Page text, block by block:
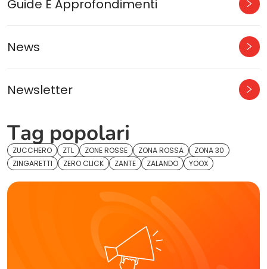
Guide E Approfondimenti
News
Newsletter
Tag popolari
ZUCCHERO ZTL ZONE ROSSE ZONA ROSSA
ZONA 30
ZINGARETTI
ZERO CLICK ZANTE ZALANDO YOOX